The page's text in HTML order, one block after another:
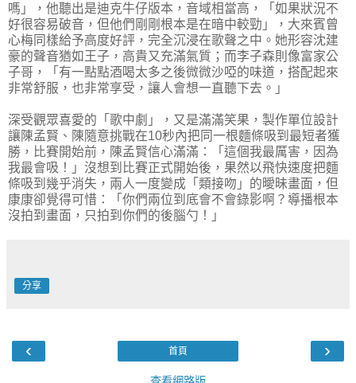
嗎」，他聽出是迪克牛仔版本，音域相當高，「如果狀況不
好很容易破音，但他們剛剛根本是在暗中較勁」，大來賓曾
心梅同樣給予高度好評，完全沉浸在歌聲之中。她形容沈建
豪的聲音猶如王子，高貴又充滿氣質；而李子森則像富家公
子哥，「有一點點酒喝太多之後微微沙啞的味道，搭配起來
非常舒服，也非常享受，讓人會想一直聽下去。」
深受觀眾喜愛的「歌中劇」，又是滿滿笑果，製作單位設計
讓陳孟賢、陳隨意挑戰在10秒內把同一根麵條吸到最短者獲
勝，比賽開始前，陳孟賢信心滿滿：「這個我最厲害，因為
我最會吸！」沒想到比賽正式開始後，果然以飛快速度把麵
條吸到幾乎消失，兩人一度變成「類接吻」的曖昧畫面，但
康康卻覺得可惜：「你們兩位到底會不會錄影啊？導播根本
沒拍到畫面，只拍到你們的後腦勺！」
分享
‹ ›
首頁